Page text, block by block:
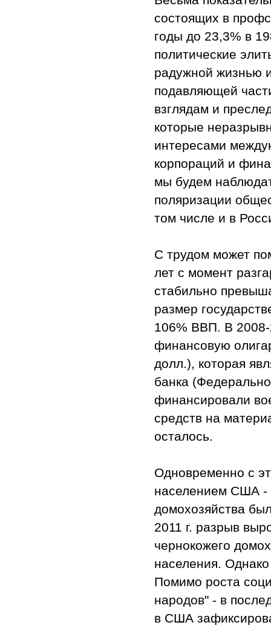
состоящих в
годы до 23,3% в
политические
радужной жизнью
подавляющей
взглядам и
которые
интересами
корпораций и
мы будем
поляризации
том числе и в
С трудом может
лет с момент
стабильно
размер
106% ВВП. В 2008-
финансовую
долл.), которая
банка
финансировали
средств на
осталось.
Одновременно с
населением США -
домохозяйства
2011 г. разрыв
чернокожего
населения. Однако
Помимо роста
народов" - в
в США